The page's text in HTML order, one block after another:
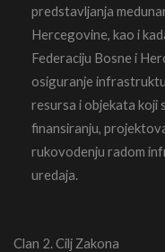
predstavljanja
Hercegovine, kao i
Federaciju Bosne i
osiguranje
resursa i objekata koji
finansiranju,
rukovodenju radom
uredaja.
Clan 2. Cilj Zakona